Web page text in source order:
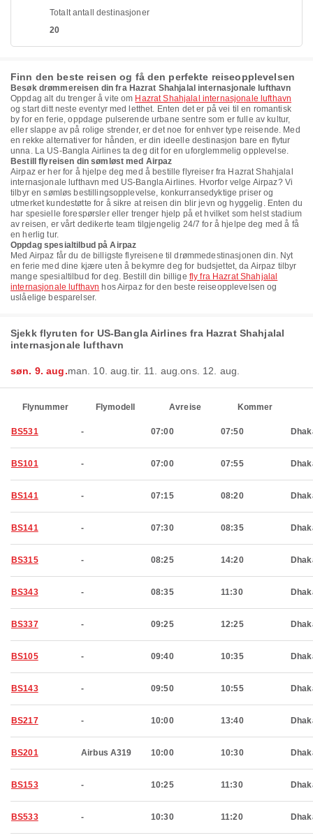
Totalt antall destinasjoner
20
Finn den beste reisen og få den perfekte reiseopplevelsen
Besøk drømmereisen din fra Hazrat Shahjalal internasjonale lufthavn
Oppdag alt du trenger å vite om Hazrat Shahjalal internasjonale lufthavn
og start ditt neste eventyr med letthet. Enten det er på vei til en romantisk
by for en ferie, oppdage pulserende urbane sentre som er fulle av kultur,
eller slappe av på rolige strender, er det noe for enhver type reisende. Med
en rekke alternativer for hånden, er din ideelle destinasjon bare en flytur
unna. La US-Bangla Airlines ta deg dit for en uforglemmelig opplevelse.
Bestill flyreisen din sømløst med Airpaz
Airpaz er her for å hjelpe deg med å bestille flyreiser fra Hazrat Shahjalal
internasjonale lufthavn med US-Bangla Airlines. Hvorfor velge Airpaz? Vi
tilbyr en sømløs bestillingsopplevelse, konkurransedyktige priser og
utmerket kundestøtte for å sikre at reisen din blir jevn og hyggelig. Enten du
har spesielle forespørsler eller trenger hjelp på et hvilket som helst stadium
av reisen, er vårt dedikerte team tilgjengelig 24/7 for å hjelpe deg med å få
en herlig tur.
Oppdag spesialtilbud på Airpaz
Med Airpaz får du de billigste flyreisene til drømmedestinasjonen din. Nyt
en ferie med dine kjære uten å bekymre deg for budsjettet, da Airpaz tilbyr
mange spesialtilbud for deg. Bestill din billige fly fra Hazrat Shahjalal
internasjonale lufthavn hos Airpaz for den beste reiseopplevelsen og
uslåelige besparelser.
Sjekk flyruten for US-Bangla Airlines fra Hazrat Shahjalal
internasjonale lufthavn
søn. 9. aug.man. 10. aug. tir. 11. aug.ons. 12. aug.
Flynummer Flymodell Avreise Kommer
BS531 - 07:00 07:50
BS101 - 07:00 07:55
BS141 - 07:15 08:20
BS141 - 07:30 08:35
BS315 - 08:25 14:20
BS343 - 08:35 11:30
BS337 - 09:25 12:25
BS105 - 09:40 10:35
BS143 - 09:50 10:55
BS217 - 10:00 13:40
BS201 Airbus A319 10:00 10:30
BS153 - 10:25 11:30
BS533 - 10:30 11:20